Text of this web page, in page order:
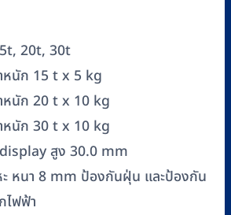
20t, 30t
นัก 15 t x 5 kg
นัก 20 t x 10 kg
นัก 30 t x 10 kg
display สูง 30.0 mm
ะ หนา 8 mm ป้องกันฝุ่น และป้องกัน
ไฟฟ้า